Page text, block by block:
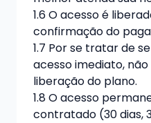
1.6 O acesso é
confirmação do
1.7 Por se tratar de
acesso imediato,
liberação do plano.
1.8 O acesso
contratado (30 dias,